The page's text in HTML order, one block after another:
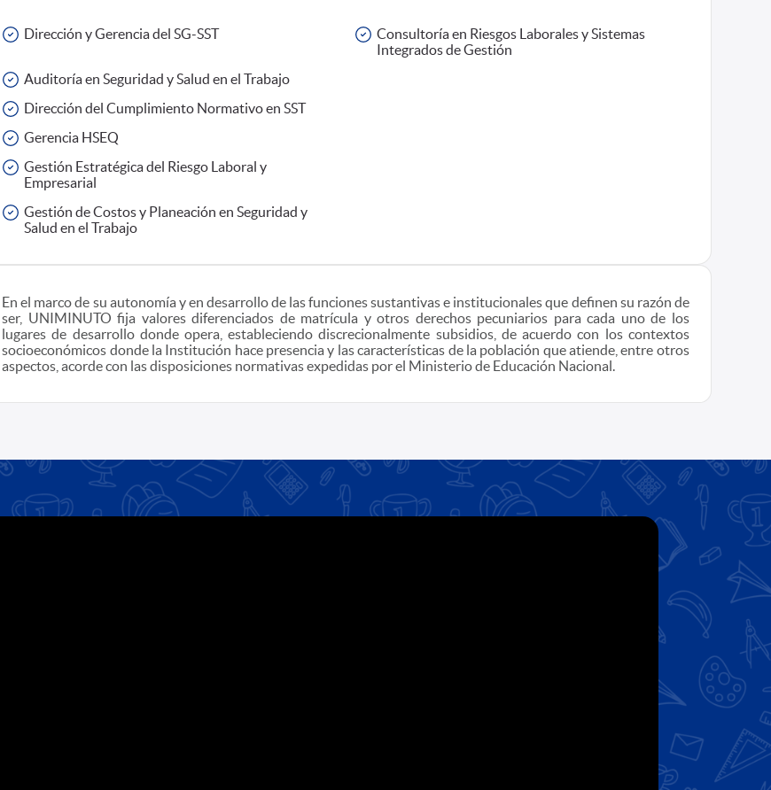
Dirección y Gerencia del SG-SST
Auditoría en Seguridad y Salud en el Trabajo
Dirección del Cumplimiento Normativo en SST
Gerencia HSEQ
Gestión Estratégica del Riesgo Laboral y
Empresarial
Gestión de Costos y Planeación en Seguridad y
Salud en el Trabajo
Consultoría en Riesgos Laborales y Sistemas
Integrados de Gestión
En el marco de su autonomía y en desarrollo de las funciones sustantivas e institucionales que definen su razón de
ser, UNIMINUTO fija valores diferenciados de matrícula y otros derechos pecuniarios para cada uno de los
lugares de desarrollo donde opera, estableciendo discrecionalmente subsidios, de acuerdo con los contextos
socioeconómicos donde la Institución hace presencia y las características de la población que atiende, entre otros
aspectos, acorde con las disposiciones normativas expedidas por el Ministerio de Educación Nacional.